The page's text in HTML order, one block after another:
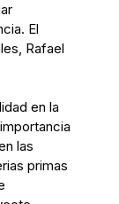
El
Rafael
en la
las
primas